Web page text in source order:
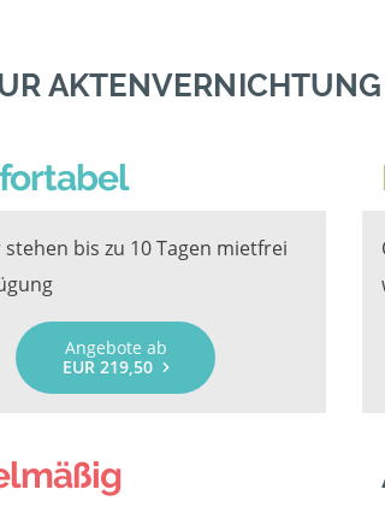
bis zu 10 Tagen mietfrei
Angebote ab
EUR 219,50